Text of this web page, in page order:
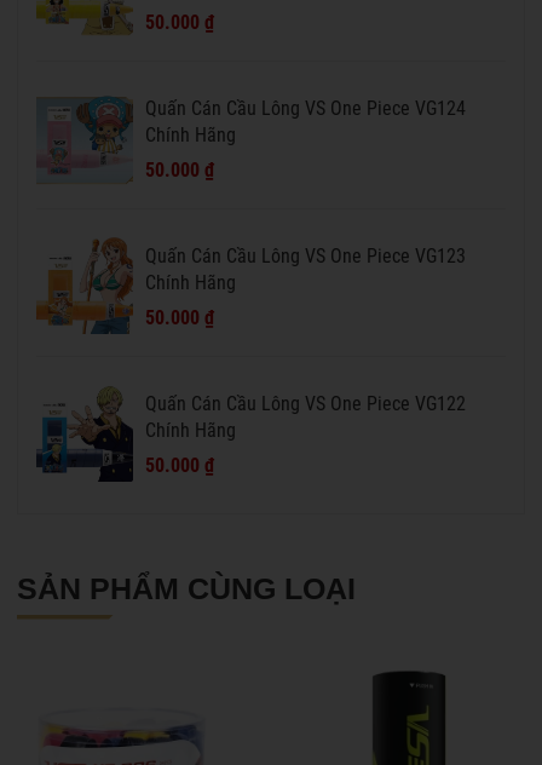
50.000 ₫
Quấn Cán Cầu Lông VS One Piece VG124
Chính Hãng
50.000 ₫
Quấn Cán Cầu Lông VS One Piece VG123
Chính Hãng
50.000 ₫
Quấn Cán Cầu Lông VS One Piece VG122
Chính Hãng
50.000 ₫
SẢN PHẨM CÙNG LOẠI